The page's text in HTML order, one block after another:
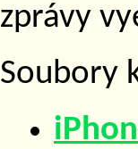
zprávy
Soubory